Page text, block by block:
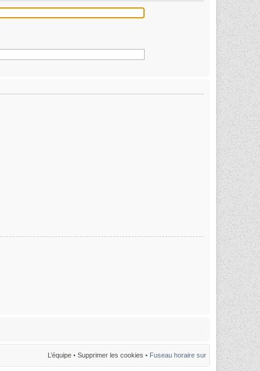
L’équipe • Supprimer les cookies • Fuseau horaire sur